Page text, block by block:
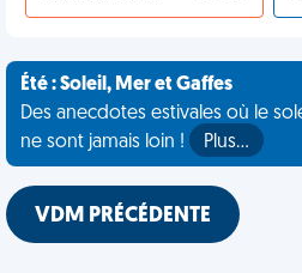
Été : Soleil, Mer et Gaffes
Des anecdotes estivales où le
ne sont jamais loin !
Plus…
VDM PRÉCÉDENTE